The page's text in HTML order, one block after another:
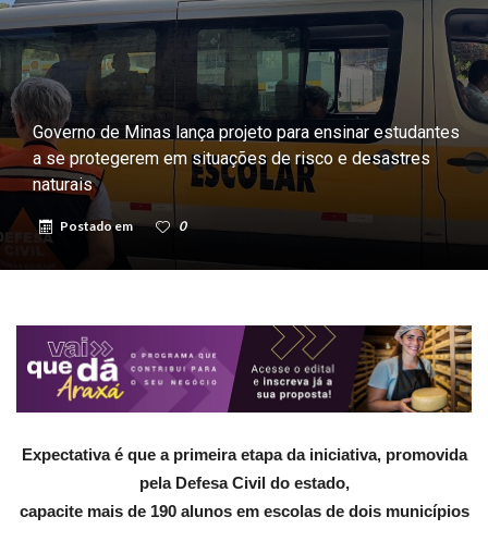
Governo de Minas lança projeto para ensinar estudantes
a se protegerem em situações de risco e desastres
naturais
Postado em 0
Expectativa é que a primeira etapa da iniciativa, promovida
pela Defesa Civil do estado,
capacite mais de 190 alunos em escolas de dois municípios